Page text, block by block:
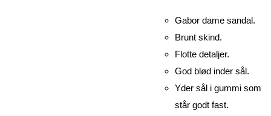
Gabor dame sandal.
Brunt skind.
Flotte detaljer.
God blød inder sål.
Yder sål i gummi som
står godt fast.